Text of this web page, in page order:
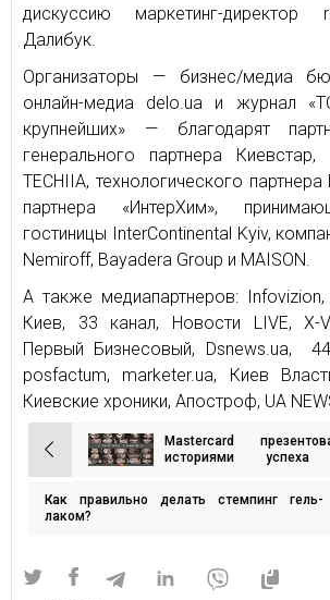
дискуссию маркетинг-
Далибук.
Организаторы — бизнес/медиа
онлайн-медиа delo.ua и журнал
крупнейших» — благодарят
генерального партнера Киевстар,
TECHIIA, технологического
партнера «ИнтерХим»,
гостиницы InterContinental Kyiv,
Nemiroff, Bayadera Group и MAISON.
А также медиапартнеров:
Киев, 33 канал, Новости LIVE, X-
Первый Бизнесовый, Dsnews.ua,
posfactum, marketer.ua, Киев
Киевские хроники, Апостроф, UA
Навигация
по
записям
Mastercard
историями
Как правильно делать стемпинг гель-
лаком?